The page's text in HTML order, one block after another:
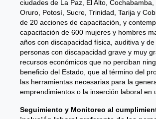
ciudades de La Paz, El Alto, Cochabamba,
Oruro, Potosí, Sucre, Trinidad, Tarija y
de 20 acciones de capacitación, y
capacitación de 600 mujeres y hombres
años con discapacidad física, auditiva y
personas con discapacidad grave y muy
recursos económicos que no perciban
beneficio del Estado, que al término del
las herramientas necesarias para la
emprendimientos o la inserción laboral en
Seguimiento y Monitoreo al